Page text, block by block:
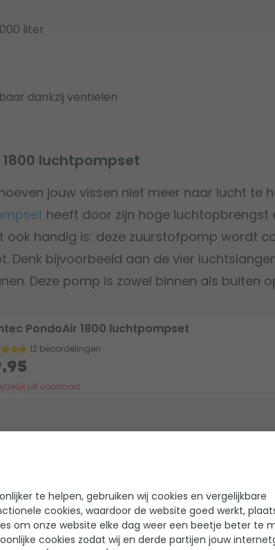
liter
dankzij ventielen
1800 luchtpompset
jouw vissen niet meer naar lucht te
heeft door zijn hoge luchtopbrengst
ook handig is: deze zuurstofpomp wordt
Denk bijvoorbeeld aan de vier
Deze pomp is zowel binnen als buiten
PondoAir 1800 luchtpompset
12 beoordelingen
uit voorraad
te helpen, gebruiken wij cookies en vergelijkbare
cookies, waardoor de website goed werkt,
om onze website elke dag weer een beetje beter te
cookies zodat wij en derde partijen jouw